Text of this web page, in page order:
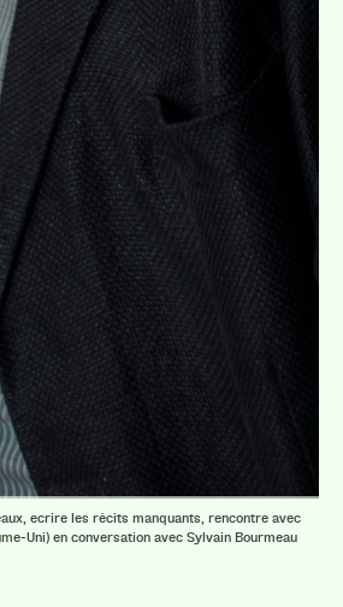
ecrire les récits manquants, rencontre avec
Uni) en conversation avec Sylvain Bourmeau